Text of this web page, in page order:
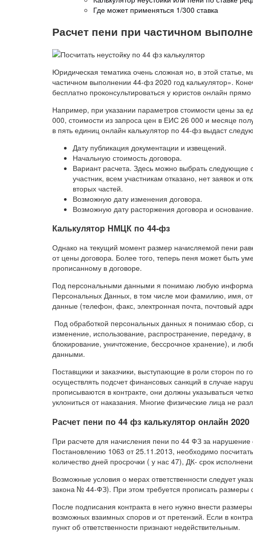
Где может применяться 1/300 ставка
Расчет пени при частичном
Юридическая тематика очень сложная но, в этой статье,
частичном выполнении 44-фз 2020 год калькулятор».
бесплатно проконсультироваться у юристов онлайн прямо
Например, при указании параметров стоимости цены за
000, стоимости из запроса цен в ЕИС 26 000 и месяце
в пять единиц онлайн калькулятор по 44-фз выдаст
Дату публикация документации и извещений.
Начальную стоимость договора.
Вариант расчета. Здесь можно выбрать следующие
участник, всем участникам отказано, нет заявок и
вторых частей.
Возможную дату изменения договора.
Возможную дату расторжения договора и основание.
Калькулятор НМЦК по 44-фз
Однако на текущий момент размер начисляемой пени
от цены договора. Более того, теперь пеня может быть
прописанному в договоре.
Под персональными данными я понимаю любую
Персональных Данных, в том числе мои фамилию, имя,
данные (телефон, факс, электронная почта, почтовый
Под обработкой персональных данных я понимаю сбор,
изменение, использование, распространение, передачу,
блокирование, уничтожение, бессрочное хранение), и
данными.
Поставщики и заказчики, выступающие в роли сторон по
осуществлять подсчет финансовых санкций в случае
прописываются в контракте, они должны указываться
уклониться от наказания. Многие физические лица не
Расчет пени по 44 фз калькулятор онлайн 2020
При расчете для начисления пени по 44 ФЗ за нарушение
Постановлению 1063 от 25.11.2013, необходимо
количество дней просрочки ( у нас 47), ДК- срок
Возможные условия о мерах ответственности следует
закона № 44-ФЗ). При этом требуется прописать
После подписания контракта в него нужно внести
возможных взаимных споров и от претензий. Если в
пункт об ответственности признают недействительным.